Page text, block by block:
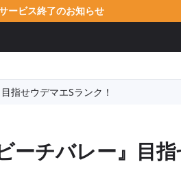
ービス終了のお知らせ
指せウデマエSランク！
ーチバレー』目